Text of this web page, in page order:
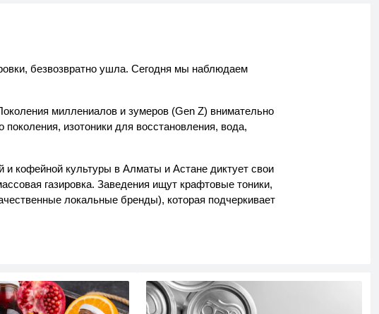
безвозвратно ушла. Сегодня мы наблюдаем
миллениалов и зумеров (Gen Z) внимательно
изотоники для восстановления, вода,
кофейной культуры в Алматы и Астане диктует свои
газировка. Заведения ищут крафтовые тоники,
локальные бренды), которая подчеркивает